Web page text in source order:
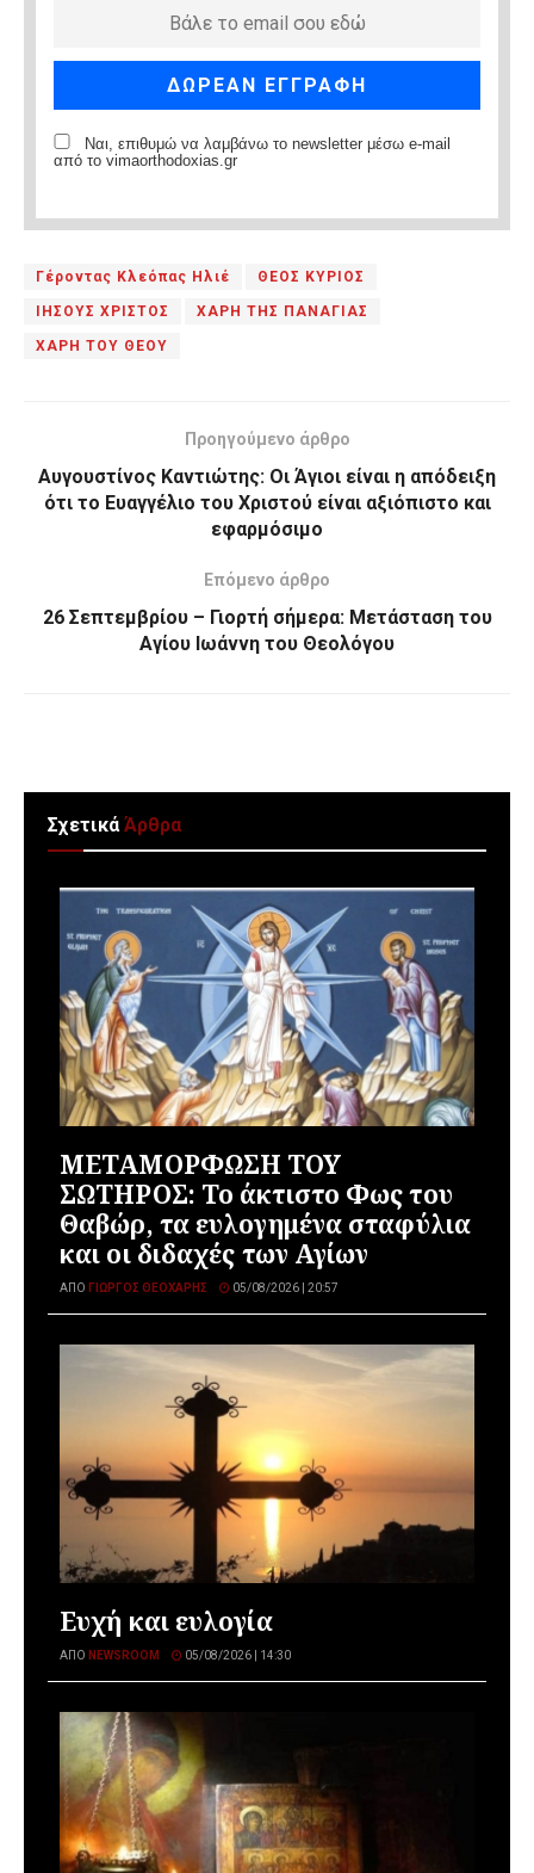
Ναι, επιθυμώ να λαμβάνω το newsletter μέσω e-mail
από το vimaorthodoxias.gr
Γέροντας Κλεόπας Ηλιέ ΘΕΟΣ ΚΥΡΙΟΣ
ΙΗΣΟΥΣ ΧΡΙΣΤΟΣ ΧΑΡΗ ΤΗΣ ΠΑΝΑΓΙΑΣ
ΧΑΡΗ ΤΟΥ ΘΕΟΥ
Προηγούμενο άρθρο
Αυγουστίνος Καντιώτης: Οι Άγιοι είναι η απόδειξη
ότι το Ευαγγέλιο του Χριστού είναι αξιόπιστο και
εφαρμόσιμο
Επόμενο άρθρο
26 Σεπτεμβρίου – Γιορτή σήμερα: Μετάσταση του
Αγίου Ιωάννη του Θεολόγου
ΣχετικάΆρθρα
ΜΕΤΑΜΟΡΦΩΣΗ ΤΟΥ
ΣΩΤΗΡΟΣ: Το άκτιστο Φως του
Θαβώρ, τα ευλογημένα σταφύλια
και οι διδαχές των Αγίων
ΑΠΌ ΓΙΏΡΓΟΣ ΘΕΟΧΆΡΗΣ 05/08/2026 | 20:57
Ευχή και ευλογία
ΑΠΌ NEWSROOM 05/08/2026 | 14:30